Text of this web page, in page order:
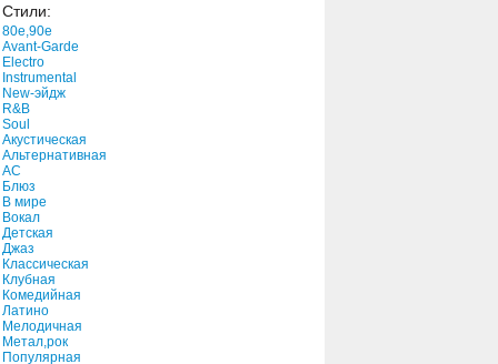
Стили:
80e,90e
Avant-Garde
Electro
Instrumental
New-эйдж
R&B
Soul
Акустическая
Альтернативная
АС
Блюз
В мире
Вокал
Детская
Джаз
Классическая
Клубная
Комедийная
Латино
Мелодичная
Метал,рок
Популярная